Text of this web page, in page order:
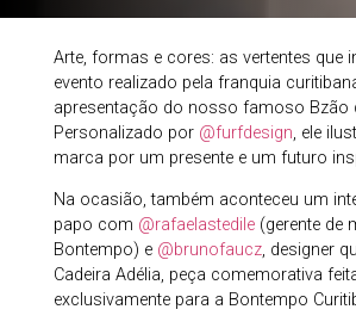
Arte, formas e cores: as vertentes que
evento realizado pela franquia
apresentação do nosso famoso Bzão
Personalizado por @furfdesign, ele
marca por um presente e um futuro
Na ocasião, também aconteceu um
papo com @rafaelastedile(gerente de
Bontempo) e @brunofaucz, designer
Cadeira Adélia, peça comemorativa
exclusivamente para a Bontempo